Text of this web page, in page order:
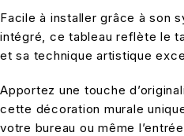
Facile à installer grâce à son
intégré, ce tableau reflète le
et sa technique artistique
Apportez une touche
cette décoration murale
votre bureau ou même